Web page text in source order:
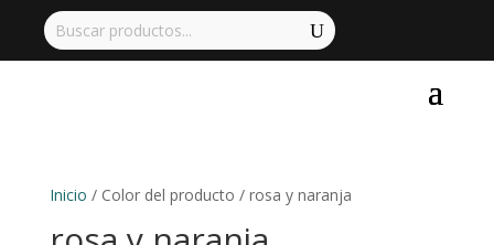
Inicio / Color del producto / rosa y naranja